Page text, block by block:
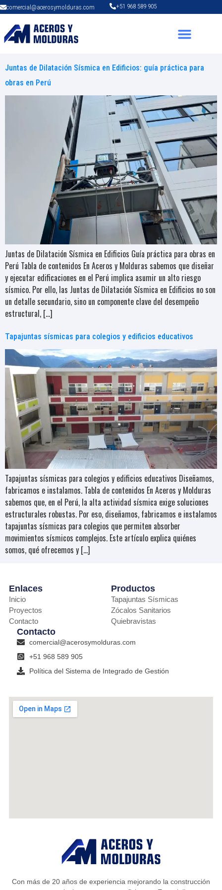
comercial@acerosymolduras.com +51 968 589 905
Juntas de Dilatación Sísmica en Edificios: guía práctica para
obras en Perú
Juntas de Dilatación Sísmica en Edificios Guía práctica para obras en
Perú Tabla de contenidos En Aceros y Molduras sabemos que diseñar
y ejecutar edificaciones en el Perú implica asumir un alto riesgo
sísmico. Por ello, las Juntas de Dilatación Sísmica en Edificios no son
un detalle secundario, sino un componente clave del desempeño
estructural, […]
Tapajuntas sísmicas para colegios y edificios educativos
Tapajuntas sísmicas para colegios y edificios educativos Diseñamos,
fabricamos e instalamos. Tabla de contenidos En Aceros y Molduras
sabemos que, en el Perú, la alta actividad sísmica exige soluciones
estructurales robustas. Por eso, diseñamos, fabricamos e instalamos
tapajuntas sísmicas para colegios que permiten absorber
movimientos sísmicos complejos. Este artículo explica quiénes
somos, qué ofrecemos y […]
Con más de 20 años de experiencia mejorando la construcción
Enlaces
Inicio
Proyectos
Contacto
Productos
Tapajuntas Sísmicas
Zócalos Sanitarios
Quiebravistas
Contacto
comercial@acerosymolduras.com
+51 968 589 905
Política del Sistema de Integrado de Gestión